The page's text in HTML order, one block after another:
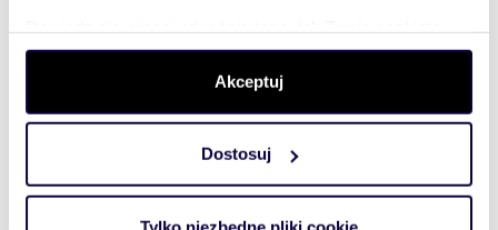
dane są przetwarzane oraz ustaw własne preferencje w
. W Deklaracji plików cookie możesz
zmienić lub wycofać swoją zgodę w dowolnej chwili.
Wykorzystujemy pliki cookie do spersonalizowania treści
i reklam, aby oferować funkcje społecznościowe i
Akceptuj
Dostosuj
Informacje o ogłoszeniodawcy